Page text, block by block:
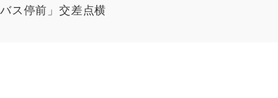
バス停前」交差点横